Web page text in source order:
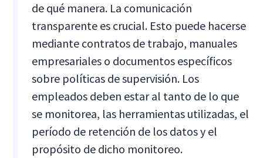
de qué manera. La comunicación
transparente es crucial. Esto puede hacerse
mediante contratos de trabajo, manuales
empresariales o documentos específicos
sobre políticas de supervisión. Los
empleados deben estar al tanto de lo que
se monitorea, las herramientas utilizadas, el
período de retención de los datos y el
propósito de dicho monitoreo.